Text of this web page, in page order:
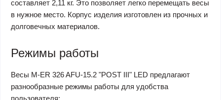
составляет 2,11 кг. Это позволяет легко перемещать весы
в нужное место. Корпус изделия изготовлен из прочных и
долговечных материалов.
Режимы работы
Весы M-ER 326 AFU-15.2 "POST III" LED предлагают
разнообразные режимы работы для удобства
пользователя: